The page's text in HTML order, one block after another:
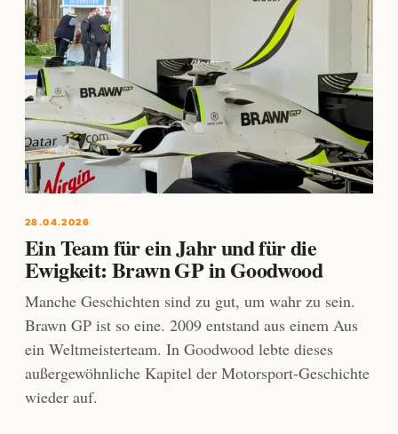
28.04.2026
Ein Team für ein Jahr und für die
Ewigkeit: Brawn GP in Goodwood
Manche Geschichten sind zu gut, um wahr zu sein.
Brawn GP ist so eine. 2009 entstand aus einem Aus
ein Weltmeisterteam. In Goodwood lebte dieses
außergewöhnliche Kapitel der Motorsport-Geschichte
wieder auf.